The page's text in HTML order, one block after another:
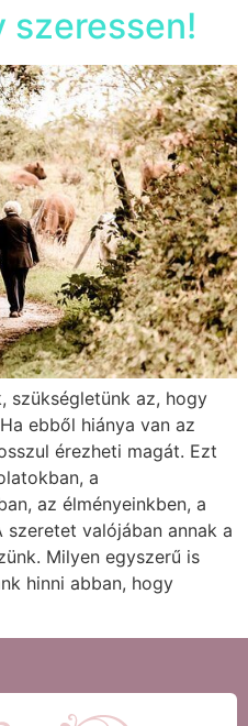
szeressen!
szükségletünk az, hogy
ebből hiánya van az
érezheti magát. Ezt
a
az élményeinkben, a
valójában annak a
Milyen egyszerű is
hinni abban, hogy